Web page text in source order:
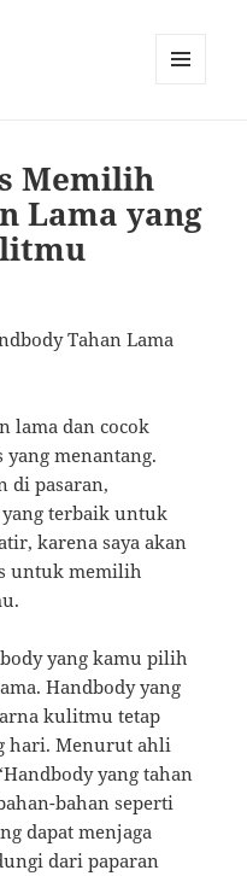
Memilih
Lama yang
Tahan Lama
lama dan cocok
menantang.
di pasaran,
terbaik untuk
karena saya akan
untuk memilih
yang kamu pilih
Handbody yang
kulitmu tetap
hari. Menurut ahli
yang tahan
bahan seperti
dapat menjaga
dari paparan